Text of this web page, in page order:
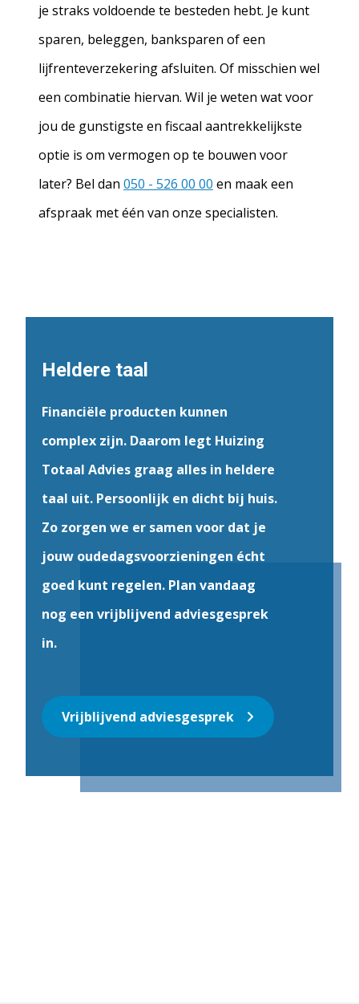
je straks voldoende te besteden hebt. Je kunt
sparen, beleggen, banksparen of een
lijfrenteverzekering afsluiten. Of misschien wel
een combinatie hiervan. Wil je weten wat voor
jou de gunstigste en fiscaal aantrekkelijkste
optie is om vermogen op te bouwen voor
later? Bel dan 050 - 526 00 00 en maak een
afspraak met één van onze specialisten.
Heldere taal
Financiële producten kunnen
complex zijn. Daarom legt Huizing
Totaal Advies graag alles in heldere
taal uit. Persoonlijk en dicht bij huis.
Zo zorgen we er samen voor dat je
jouw oudedagsvoorzieningen écht
goed kunt regelen. Plan vandaag
nog een vrijblijvend adviesgesprek
in.
Vrijblijvend adviesgesprek